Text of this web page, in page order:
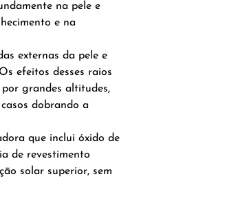
na pele e
e na
externas da pele e
efeitos desses raios
grandes altitudes,
dobrando a
que inclui óxido de
de revestimento
solar superior, sem